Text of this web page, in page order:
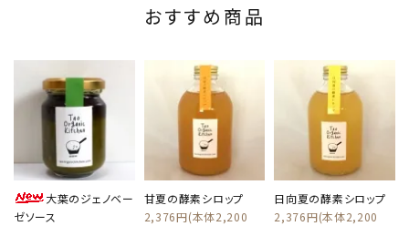
おすすめ商品
大葉のジェノベー
ゼソース
甘夏の酵素シロップ
2,376円(本体2,200
日向夏の酵素シロップ
2,376円(本体2,200